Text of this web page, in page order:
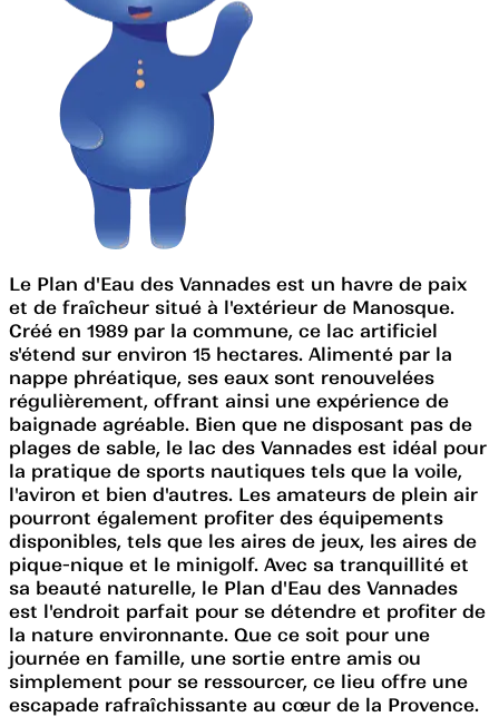
Le Plan d'Eau des Vannades est un havre de paix
et de fraîcheur situé à l'extérieur de Manosque.
Créé en 1989 par la commune, ce lac artificiel
s'étend sur environ 15 hectares. Alimenté par la
nappe phréatique, ses eaux sont renouvelées
régulièrement, offrant ainsi une expérience de
baignade agréable. Bien que ne disposant pas de
plages de sable, le lac des Vannades est idéal pour
la pratique de sports nautiques tels que la voile,
l'aviron et bien d'autres. Les amateurs de plein air
pourront également profiter des équipements
disponibles, tels que les aires de jeux, les aires de
pique-nique et le minigolf. Avec sa tranquillité et
sa beauté naturelle, le Plan d'Eau des Vannades
est l'endroit parfait pour se détendre et profiter de
la nature environnante. Que ce soit pour une
journée en famille, une sortie entre amis ou
simplement pour se ressourcer, ce lieu offre une
escapade rafraîchissante au cœur de la Provence.